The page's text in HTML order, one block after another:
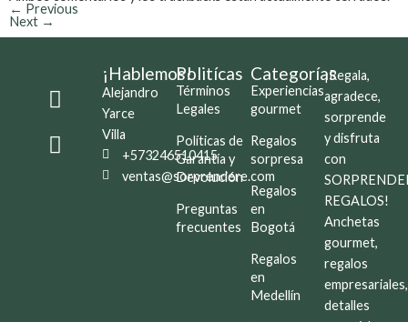
← Previous
Next →
¡Hablemos!
Alejandro
Yarce
Villa
+573246510415
ventas@sorprendere.com
Politícas
Términos
Legales
Políticas de
Garantía y
Devolución
Preguntas
frecuentes
Categorías
Experiencias
gourmet
Regalos
sorpresa
Regalos
en
Bogotá
Regalos
en
Medellín
¡Regala,
agradece,
sorprende
y disfruta
con
REGALOS!
Anchetas
gourmet,
regalos
empresariales,
detalles